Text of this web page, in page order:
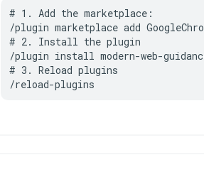
# 1. Add the marketplace:
/plugin marketplace add
# 2. Install the plugin
/plugin install modern-web-
# 3. Reload plugins
/reload-plugins